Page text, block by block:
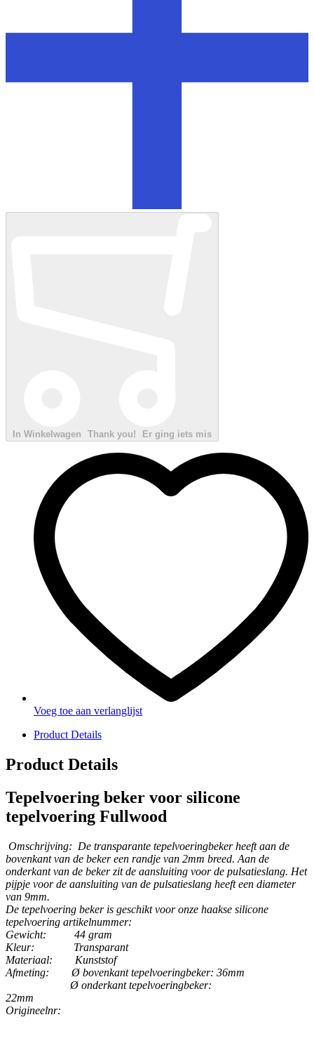
In Winkelwagen Thank you! Er ging iets mis
Voeg toe aan verlanglijst
Product Details
Product Details
Tepelvoering beker voor silicone
tepelvoering Fullwood
Omschrijving: De transparante tepelvoeringbeker heeft aan de
bovenkant van de beker een randje van 2mm breed. Aan de
onderkant van de beker zit de aansluiting voor de pulsatieslang. Het
pijpje voor de aansluiting van de pulsatieslang heeft een diameter
van 9mm.
De tepelvoering beker is geschikt voor onze haakse silicone
tepelvoering artikelnummer:
Gewicht:
44 gram
Kleur:
Transparant
Materiaal:
Kunststof
Afmeting:
Ø bovenkant tepelvoeringbeker: 36mm
Ø onderkant tepelvoeringbeker:
22mm
Origineelnr: